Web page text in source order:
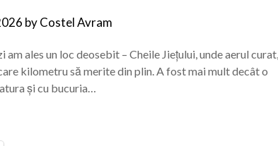
byCostel Avram
ales un loc deosebit – Cheile Jiețului, unde aerul curat,
kilometru să merite din plin. A fost mai mult decât o
și cu bucuria…